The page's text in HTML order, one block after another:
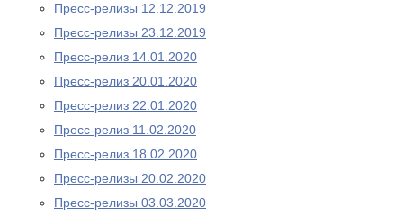
Пресс-релизы 12.12.2019
Пресс-релизы 23.12.2019
Пресс-релиз 14.01.2020
Пресс-релиз 20.01.2020
Пресс-релиз 22.01.2020
Пресс-релиз 11.02.2020
Пресс-релиз 18.02.2020
Пресс-релизы 20.02.2020
Пресс-релизы 03.03.2020